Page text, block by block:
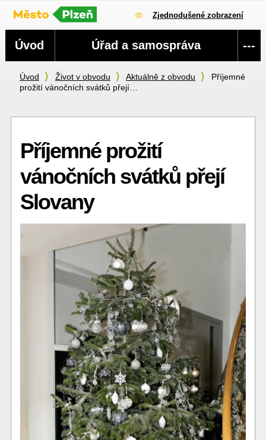
Zjednodušené zobrazení
Úvod Život v obvodu Aktuálně z obvodu
Příjemné
prožití vánočních svátků přejí…
Příjemné prožití
vánočních svátků přejí
Slovany
Navigace
Úvod Úřad a samospráva ---